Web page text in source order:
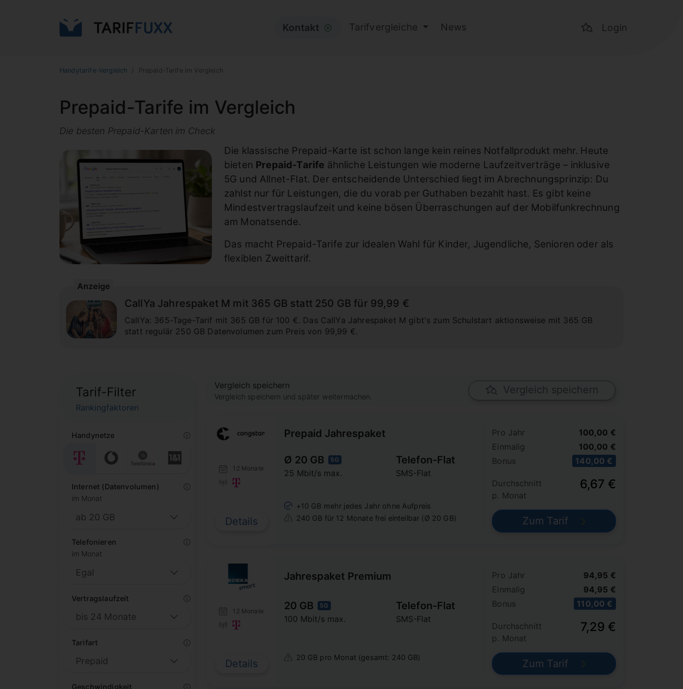
Kontakt ⦿ Tarifvergleiche News Login
Handytarife-Vergleich Prepaid-Tarife im Vergleich
Prepaid-Tarife im Vergleich
Die besten Prepaid-Karten im Check
Die klassische Prepaid-Karte ist schon lange kein reines Notfallprodukt mehr. Heute
bieten Prepaid-Tarife ähnliche Leistungen wie moderne Laufzeitverträge – inklusive
5G und Allnet-Flat. Der entscheidende Unterschied liegt im Abrechnungsprinzip: Du
zahlst nur für Leistungen, die du vorab per Guthaben bezahlt hast. Es gibt keine
Mindestvertragslaufzeit und keine bösen Überraschungen auf der Mobilfunkrechnung
am Monatsende.
Das macht Prepaid-Tarife zur idealen Wahl für Kinder, Jugendliche, Senioren oder als
flexiblen Zweittarif.
Anzeige
CallYa Jahrespaket M mit 365 GB statt 250 GB für 99,99 €
CallYa: 365-Tage-Tarif mit 365 GB für 100 €. Das CallYa Jahrespaket M gibt's zum Schulstart aktionsweise mit 365 GB
statt regulär 250 GB Datenvolumen zum Preis von 99,99 €.
Tarif-Filter
Rankingfaktoren
Handynetze ⓘ
Internet (Datenvolumen)
ⓘ
im Monat
Telefonieren
ⓘ
im Monat
Vertragslaufzeit ⓘ
Tarifart ⓘ
Geschwindigkeit ⓘ
Vergleich speichern
Vergleich speichern und später weitermachen.
Vergleich speichern
12 Monate
Details
Prepaid Jahrespaket
Ø 20 GB 5G
25 Mbit/s max.
Telefon-Flat
SMS-Flat
+10 GB mehr jedes Jahr ohne Aufpreis
240 GB für 12 Monate frei einteilbar (Ø 20 GB)
Pro Jahr
Einmalig
Bonus
100,00 €
100,00 €
140,00 €
Durchschnitt
p. Monat
6,67 €
Zum Tarif
12 Monate
Details
Jahrespaket Premium
20 GB 5G
100 Mbit/s max.
Telefon-Flat
SMS-Flat
20 GB pro Monat (gesamt: 240 GB)
Pro Jahr
Einmalig
Bonus
94,95 €
94,95 €
110,00 €
Durchschnitt
p. Monat
7,29 €
Zum Tarif